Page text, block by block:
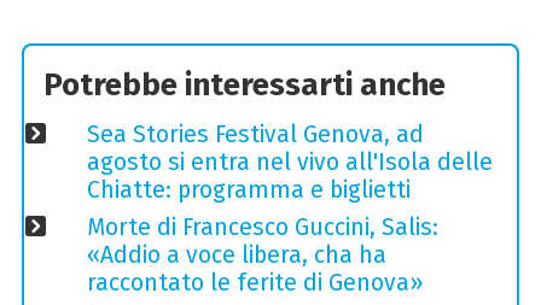
Potrebbe interessarti anche
Sea Stories Festival Genova, ad
agosto si entra nel vivo all'Isola delle
Chiatte: programma e biglietti
Morte di Francesco Guccini, Salis:
«Addio a voce libera, cha ha
raccontato le ferite di Genova»